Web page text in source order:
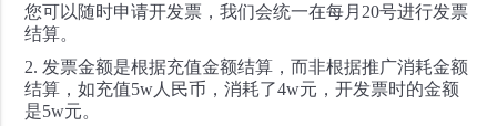
您可以随时申请开发票，我们会统一在每月20号进行发票
结算。
2. 发票金额是根据充值金额结算，而非根据推广消耗金额
结算，如充值5w人民币，消耗了4w元，开发票时的金额
是5w元。